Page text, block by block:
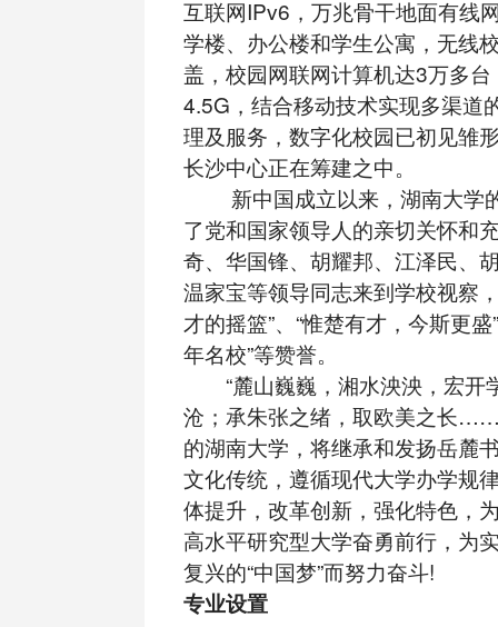
互联网IPv6，万兆骨干地面有线
学楼、办公楼和学生公寓，无线
盖，校园网联网计算机达3万多
4.5G，结合移动技术实现多渠道
理及服务，数字化校园已初见雏
长沙中心正在筹建之中。
新中国成立以来，湖南大学
了党和国家领导人的亲切关怀和
奇、华国锋、胡耀邦、江泽民、
温家宝等领导同志来到学校视察
才的摇篮”、“惟楚有才，今斯更
年名校”等赞誉。
“麓山巍巍，湘水泱泱，宏开
沧；承朱张之绪，取欧美之长
的湖南大学，将继承和发扬岳麓
文化传统，遵循现代大学办学规
体提升，改革创新，强化特色，
高水平研究型大学奋勇前行，为
复兴的“中国梦”而努力奋斗!
专业设置